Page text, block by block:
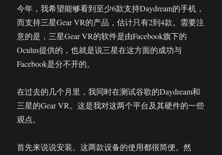
今年，我希望能够看到至少6款支持Daydream的手机，
而支持三星Gear VR的产品，估计只有2到4款。需要注
意的是，三星Gear VR的软件是由Facebook旗下的
Oculus提供的，也就是说三星在这方面的成功与
Facebook是分不开的。
在过去的几个月里，我同时在测试谷歌的Daydream和
三星的Gear VR。这是我对这两个平台及其硬件的一些
观点。
首先来说说安装。这两款设备的使用都很简便。然